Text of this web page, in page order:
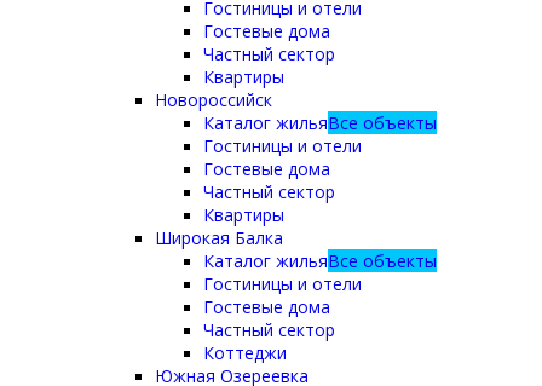
Гостиницы и отели
Гостевые дома
Частный сектор
Квартиры
Новороссийск
Каталог жильяВсе объекты
Гостиницы и отели
Гостевые дома
Частный сектор
Квартиры
Широкая Балка
Каталог жильяВсе объекты
Гостиницы и отели
Гостевые дома
Частный сектор
Коттеджи
Южная Озереевка